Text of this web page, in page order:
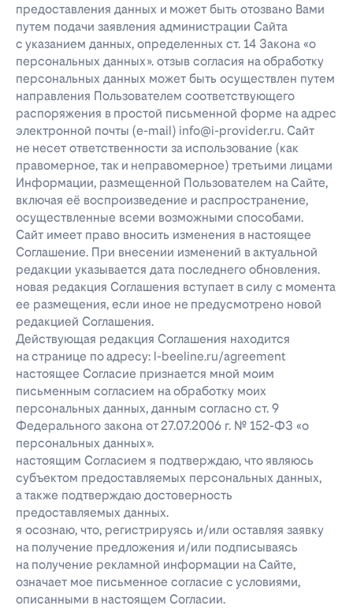
предоставления данных и может быть отозвано Вами
путем подачи заявления администрации Сайта
с указанием данных, определенных ст. 14 Закона «о
персональных данных». отзыв согласия на обработку
персональных данных может быть осуществлен путем
направления Пользователем соответствующего
распоряжения в простой письменной форме на адрес
электронной почты (e-mail) info@i-provider.ru. Сайт
не несет ответственности за использование (как
правомерное, так и неправомерное) третьими лицами
Информации, размещенной Пользователем на Сайте,
включая её воспроизведение и распространение,
осуществленные всеми возможными способами.
Сайт имеет право вносить изменения в настоящее
Соглашение. При внесении изменений в актуальной
редакции указывается дата последнего обновления.
новая редакция Соглашения вступает в силу с момента
ее размещения, если иное не предусмотрено новой
редакцией Соглашения.
Действующая редакция Соглашения находится
на странице по адресу: l-beeline.ru/agreement
настоящее Согласие признается мной моим
письменным согласием на обработку моих
персональных данных, данным согласно ст. 9
Федерального закона от 27.07.2006 г. № 152-ФЗ «о
персональных данных».
настоящим Согласием я подтверждаю, что являюсь
субъектом предоставляемых персональных данных,
а также подтверждаю достоверность
предоставляемых данных.
я осознаю, что, регистрируясь и/или оставляя заявку
на получение предложения и/или подписываясь
на получение рекламной информации на Сайте,
означает мое письменное согласие с условиями,
описанными в настоящем Согласии.